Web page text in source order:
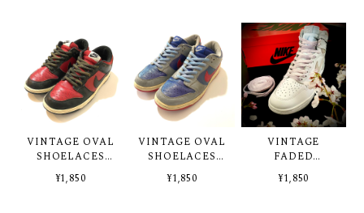
VINTAGE OVAL
SHOELACES
85'BLACK
¥1,850
VINTAGE OVAL
SHOELACES
CAROLINA
¥1,850
VINTAGE
FADED
SHOELACES
LILAC GRAY
¥1,850